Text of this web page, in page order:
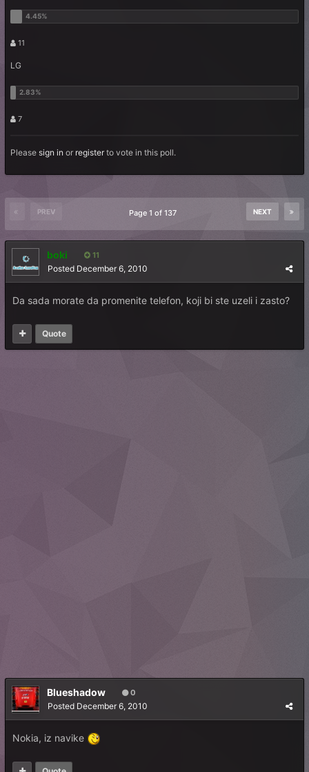
11
LG
7
Please sign in or registerto vote in this poll.
PREV NEXT
Page 1 of 137
boki 11
Posted December 6, 2010
Da sada morate da promenite telefon, koji bi ste uzeli i zasto?
Quote
Blueshadow 0
Posted December 6, 2010
Nokia, iz navike